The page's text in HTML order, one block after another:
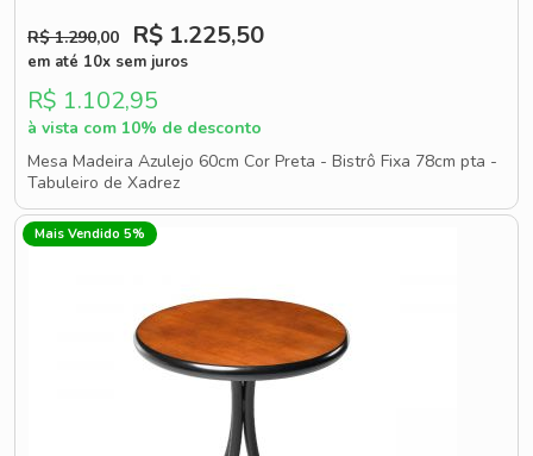
R$ 1.290,00 R$ 1.225,50
em até 10x sem juros
R$ 1.102,95
à vista com 10% de desconto
Mesa Madeira Azulejo 60cm Cor Preta - Bistrô Fixa 78cm pta -
Tabuleiro de Xadrez
Mais Vendido 5%